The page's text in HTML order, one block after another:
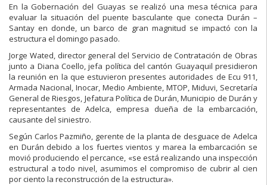
En la Gobernación del Guayas se realizó una mesa técnica para
evaluar la situación del puente basculante que conecta Durán –
Santay en donde, un barco de gran magnitud se impactó con la
estructura el domingo pasado.
Jorge Wated, director general del Servicio de Contratación de Obras
junto a Diana Coello, jefa política del cantón Guayaquil presidieron
la reunión en la que estuvieron presentes autoridades de Ecu 911,
Armada Nacional, Inocar, Medio Ambiente, MTOP, Miduvi, Secretaría
General de Riesgos, Jefatura Política de Durán, Municipio de Durán y
representantes de Adelca, empresa dueña de la embarcación,
causante del siniestro.
Según Carlos Pazmiño, gerente de la planta de desguace de Adelca
en Durán debido a los fuertes vientos y marea la embarcación se
movió produciendo el percance, «se está realizando una inspección
estructural a todo nivel, asumimos el compromiso de cubrir al cien
por ciento la reconstrucción de la estructura».